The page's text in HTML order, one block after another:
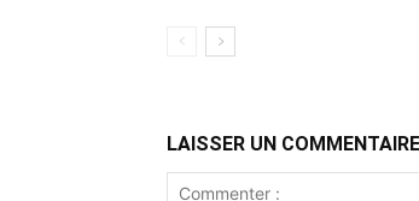
LAISSER UN COMMENTAIRE